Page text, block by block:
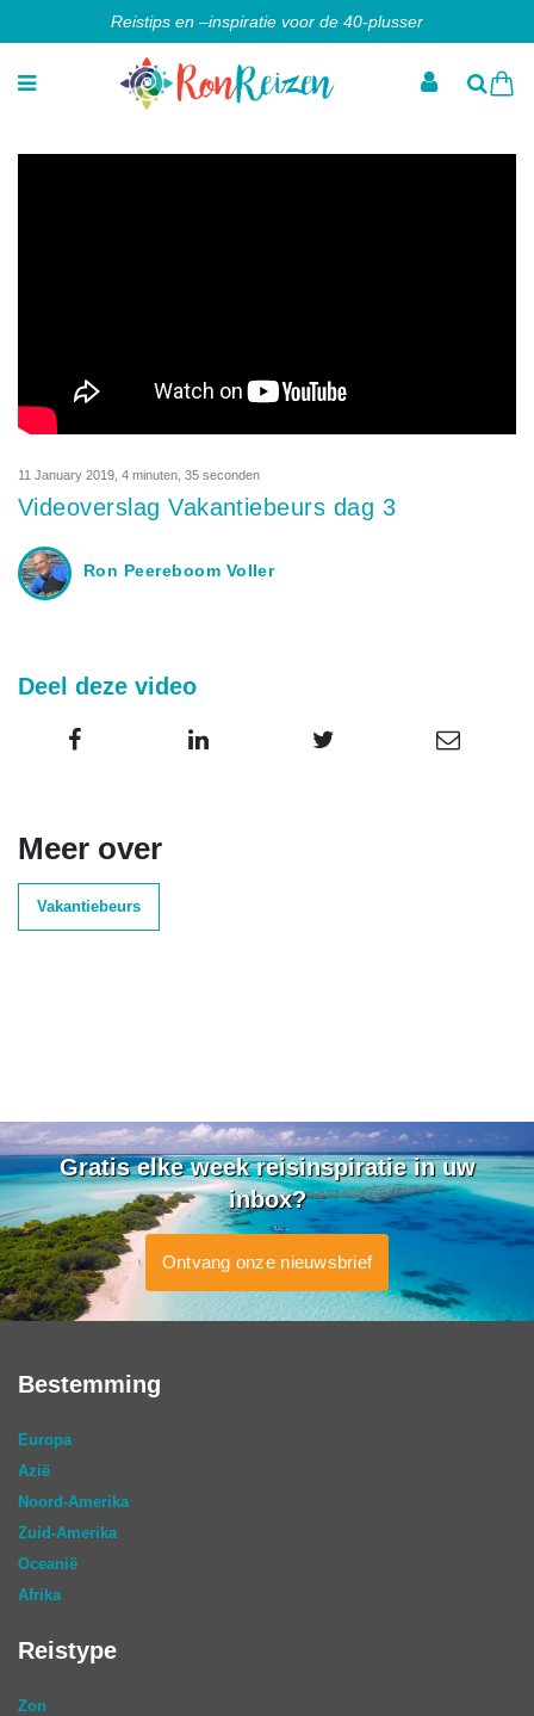
Reistips en –inspiratie voor de 40-plusser
11 January 2019 4 minuten, 35 seconden
Videoverslag Vakantiebeurs dag 3
Ron Peereboom Voller
Deel deze video
Meer over
Vakantiebeurs
Gratis elke week reisinspiratie in uw
inbox?
Ontvang onze nieuwsbrief
Bestemming
Europa
Azië
Noord-Amerika
Zuid-Amerika
Oceanië
Afrika
Reistype
Zon